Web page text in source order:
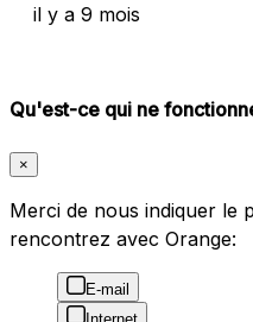
il y a 9 mois
Qu'est-ce qui ne
×
Merci de nous indiquer le
rencontrez avec Orange:
E-mail